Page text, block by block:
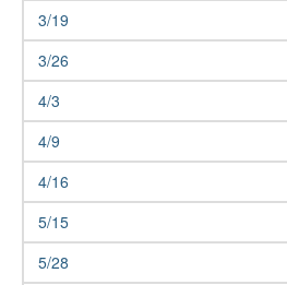
3/19
3/26
4/3
4/9
4/16
5/15
5/28